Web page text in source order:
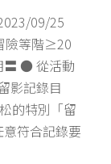
09/25
險等階≥20
〓 ● 從活動
影記錄目
的特別「留
符合記錄要